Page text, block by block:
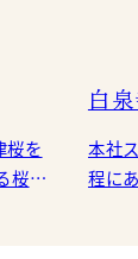
桜を
白
本社
程に